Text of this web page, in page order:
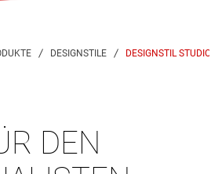
DESIGNSTIL STUDIO
DEN